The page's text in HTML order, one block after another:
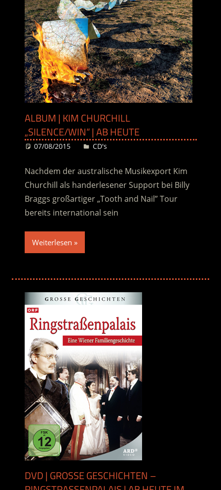
ALBUM | KIM CHURCHILL
„SILENCE/WIN“ | AB HEUTE
07/08/2015 Desiree
CD's
Nachdem der australische Musikexport Kim
Churchill als handerlesener Support bei Billy
Braggs großartiger „Tooth and Nail” Tour
bereits international sein
Weiterlesen
DVD | GROSSE GESCHICHTEN – R